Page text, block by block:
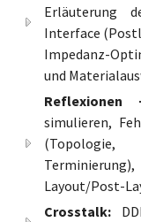
Erläuterung
Interface
Impedanz-
und
Reflexionen
simulieren,
(Topologie,
Terminierung),
Layout/Post-
Crosstalk: